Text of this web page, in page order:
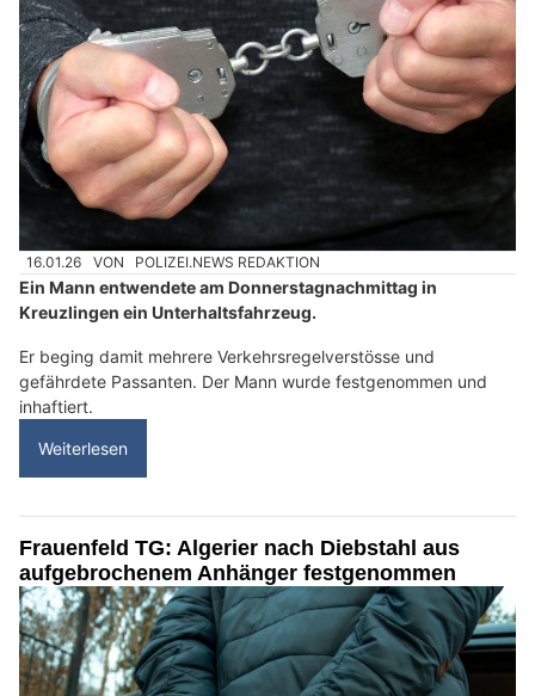
16.01.26 VON POLIZEI.NEWS REDAKTION
Ein Mann entwendete am Donnerstagnachmittag in
Kreuzlingen ein Unterhaltsfahrzeug.
Er beging damit mehrere Verkehrsregelverstösse und
gefährdete Passanten. Der Mann wurde festgenommen und
inhaftiert.
Weiterlesen
Frauenfeld TG: Algerier nach Diebstahl aus
aufgebrochenem Anhänger festgenommen